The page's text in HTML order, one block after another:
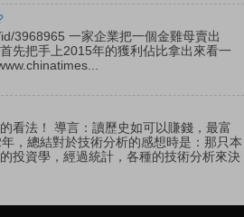
3968965 一家企業把一個金雞母賣出
先把手上2015年的獲利佔比拿出來看一
看法！ 導言：讀歷史如可以賺錢，最富
，總結對於技術分析的感想時是：那只本
投資學，經過統計，各種的技術分析來決